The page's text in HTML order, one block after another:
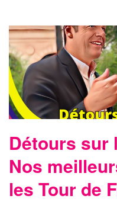
Détours sur
Nos
les Tour de